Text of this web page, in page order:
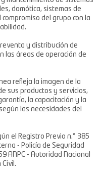
domótica, sistemas de
del grupo con la
y distribución de
las áreas de operación de
refleja la imagen de la
sus productos y servicios,
la capacitación y la
las necesidades del
el Registro Previo n.° 385
- Policía de Seguridad
ANPC - Autoridad Nacional